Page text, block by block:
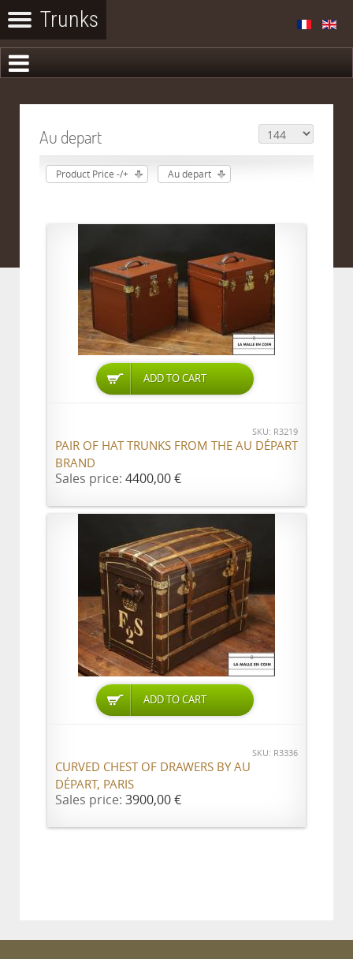
Au depart
Product Price -/+ Au depart
ADD TO CART
SKU: R3219
PAIR OF HAT TRUNKS FROM THE AU DÉPART
BRAND
Sales price: 4400,00 €
ADD TO CART
SKU: R3336
CURVED CHEST OF DRAWERS BY AU
DÉPART, PARIS
Sales price: 3900,00 €